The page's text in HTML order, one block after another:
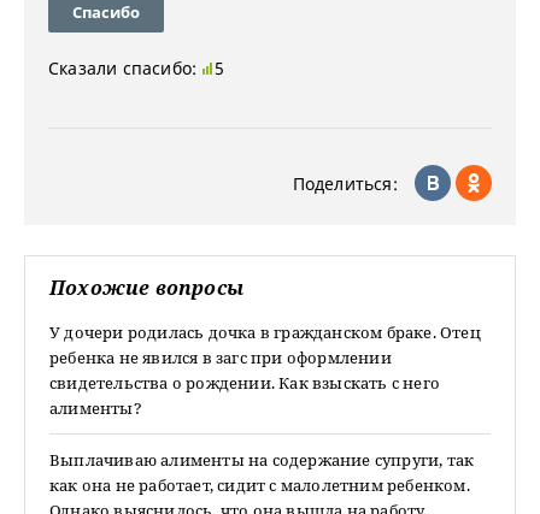
Спасибо
Сказали спасибо: 5
Поделиться:
Похожие вопросы
У дочери родилась дочка в гражданском браке. Отец
ребенка не явился в загс при оформлении
свидетельства о рождении. Как взыскать с него
алименты?
Выплачиваю алименты на содержание супруги, так
как она не работает, сидит с малолетним ребенком.